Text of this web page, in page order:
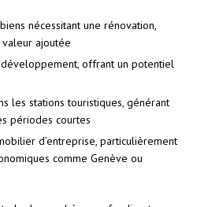
nécessitant une rénovation,
ajoutée
développement, offrant un potentiel
les stations touristiques, générant
périodes courtes
d’entreprise, particulièrement
comme Genève ou